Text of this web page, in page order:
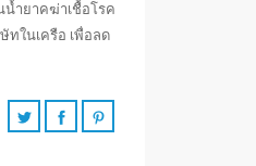
น้ำยาคฆ่าเชื้อโรค
ทในเครือ เพื่อลด